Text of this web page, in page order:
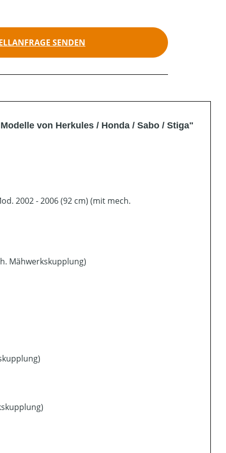
SENDEN
von Herkules / Honda / Sabo / Stiga"
2002 - 2006 (92 cm) (mit mech.
Mähwerkskupplung)